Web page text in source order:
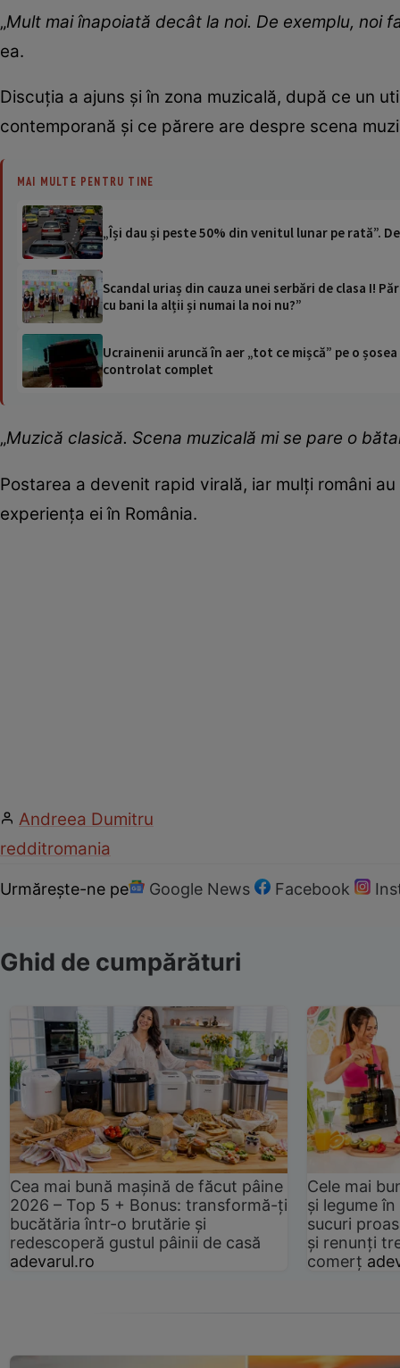
„Mult mai înapoiată decât la noi. De exemplu, noi
ea.
Discuția a ajuns și în zona muzicală, după ce un
contemporană și ce părere are despre scena
MAI MULTE PENTRU TINE
„Își dau și peste 50% din venitul lunar pe rată”.
Scandal uriaș din cauza unei serbări de clasa I!
cu bani la alții și numai la noi nu?”
Ucrainenii aruncă în aer „tot ce mișcă” pe o
controlat complet
„Muzică clasică. Scena muzicală mi se pare o
Postarea a devenit rapid virală, iar mulți români
experiența ei în România.
Andreea Dumitru
redditromania
Urmărește-ne pe Google News Facebook
Ghid de cumpărături
Cea mai bună mașină de făcut pâine
2026 – Top 5 + Bonus: transformă-ți
bucătăria într-o brutărie și
redescoperă gustul pâinii de casă
adevarul.ro
Cele mai
și legume
sucuri
și renunți
comerț